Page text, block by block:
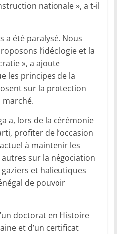
nationale », a t-il
a été paralysé. Nous
l’idéologie et la
», a ajouté
les principes de la
sur la protection
marché.
a, lors de la cérémonie
profiter de l’occasion
à maintenir les
sur la négociation
et halieutiques
de pouvoir
doctorat en Histoire
et d’un certificat